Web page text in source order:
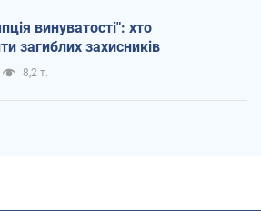
винуватості": хто
загиблих захисників
8,2 т.